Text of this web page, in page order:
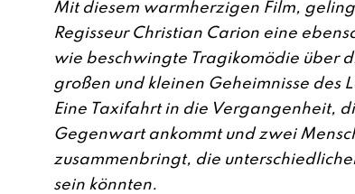
Mit diesem warmherzigen Film,
Regisseur Christian Carion eine
wie beschwingte Tragikomödie über
großen und kleinen Geheimnisse des
Eine Taxifahrt in die Vergangenheit,
Gegenwart ankommt und zwei
zusammenbringt, die
sein könnten.